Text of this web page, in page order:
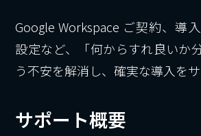
Google Workspace ご契約、導
設定など、「何からすれ良いか
う不安を解消し、確実な導入をサ
サポート概要